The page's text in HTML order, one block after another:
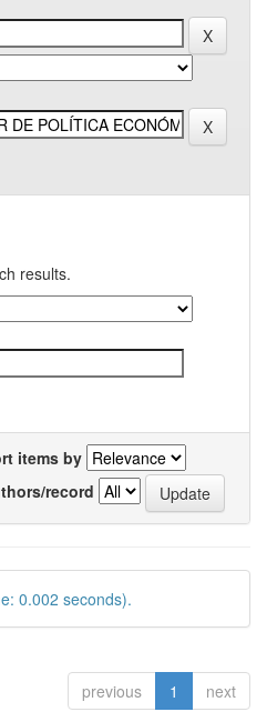
results.
items by
record
0.002 seconds).
previous 1 next